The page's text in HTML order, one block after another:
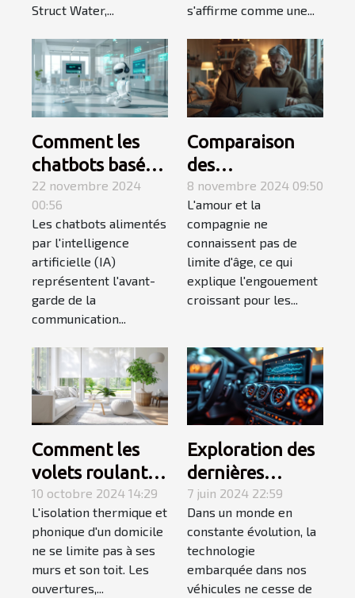
Struct Water,...
s'affirme comme une...
Comment les
chatbots basés
sur l'IA peuvent
révolutionner la
communication
numérique
22 novembre 2024
00:56
Les chatbots alimentés
par l'intelligence
artificielle (IA)
représentent l'avant-
garde de la
communication...
Comparaison
des
fonctionnalités
des plateformes
de rencontres
pour séniors
8 novembre 2024 09:50
L'amour et la
compagnie ne
connaissent pas de
limite d'âge, ce qui
explique l'engouement
croissant pour les...
Comment les
volets roulants
améliorent-ils
l'isolation de
votre domicile ?
10 octobre 2024 14:29
L'isolation thermique et
phonique d'un domicile
ne se limite pas à ses
murs et son toit. Les
ouvertures,...
Exploration des
dernières
tendances en
matière de
systèmes audio
pour véhicules
en 2024
7 juin 2024 22:59
Dans un monde en
constante évolution, la
technologie
embarquée dans nos
véhicules ne cesse de